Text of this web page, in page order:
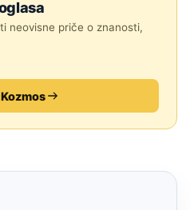
neovisne priče o znanosti,